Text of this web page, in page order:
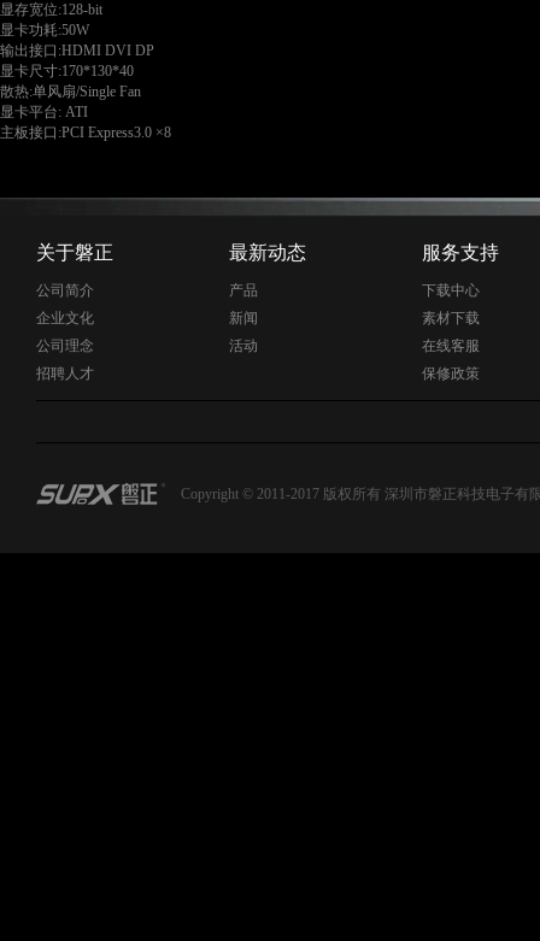
显存宽位:128-bit
显卡功耗:50W
输出接口:HDMI DVI DP
显卡尺寸:170*130*40
散热:单风扇/Single Fan
显卡平台: ATI
主板接口:PCI Express3.0 ×8
关于磐正
公司简介
企业文化
公司理念
招聘人才
最新动态
产品
新闻
活动
服务支持
下载中心
素材下载
在线客服
保修政策
Copyright © 2011-2017 版权所有 深圳市磐正科技电子有